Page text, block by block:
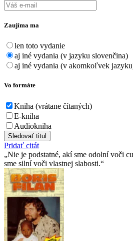
Zaujíma ma
len toto vydanie
aj iné vydania (v jazyku slovenčina)
aj iné vydania (v akomkoľvek
Vo formáte
Kniha (vrátane čítaných)
E-kniha
Audiokniha
Sledovať titul
Pridať citát
Nie je podstatné, akí sme odolní voči
sme silní voči vlastnej slabosti.